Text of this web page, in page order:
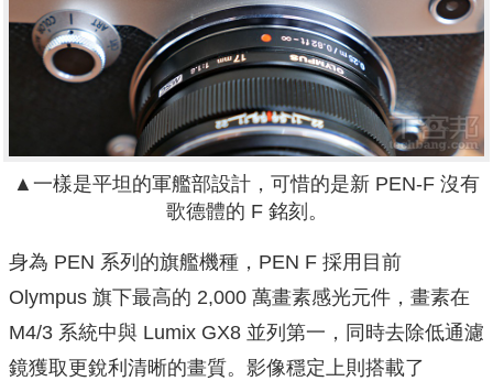
▲ 一樣是平坦的軍艦部設計，可惜的是新 PEN-F 沒有
歌德體的 F 銘刻。
身為 PEN 系列的旗艦機種，PEN F 採用目前
Olympus 旗下最高的 2,000 萬畫素感光元件，畫素在
M4/3 系統中與 Lumix GX8 並列第一，同時去除低通濾
鏡獲取更銳利清晰的畫質。影像穩定上則搭載了